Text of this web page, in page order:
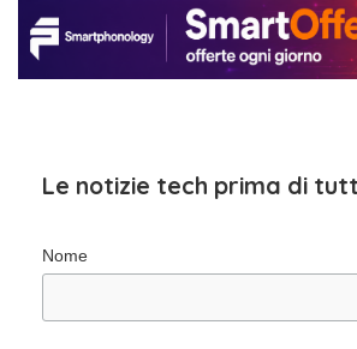
Le notizie tech prima di
Nome